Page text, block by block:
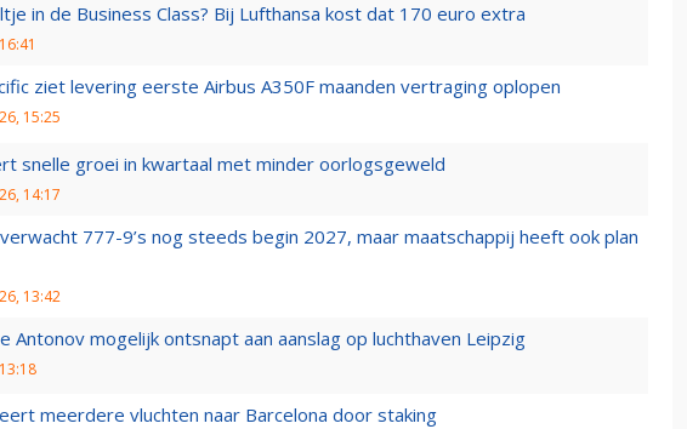
in de Business Class? Bij Lufthansa kost dat 170 euro extra
ziet levering eerste Airbus A350F maanden vertraging oplopen
15:25
snelle groei in kwartaal met minder oorlogsgeweld
14:17
777-9’s nog steeds begin 2027, maar maatschappij heeft ook plan
13:42
Antonov mogelijk ontsnapt aan aanslag op luchthaven Leipzig
meerdere vluchten naar Barcelona door staking